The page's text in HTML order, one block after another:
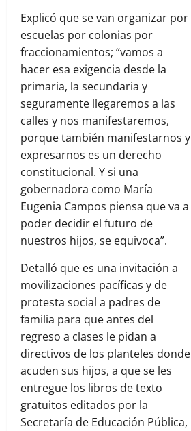
Explicó que se van organizar por
escuelas por colonias por
fraccionamientos; “vamos a
hacer esa exigencia desde la
primaria, la secundaria y
seguramente llegaremos a las
calles y nos manifestaremos,
porque también manifestarnos y
expresarnos es un derecho
constitucional. Y si una
gobernadora como María
Eugenia Campos piensa que va a
poder decidir el futuro de
nuestros hijos, se equivoca”.
Detalló que es una invitación a
movilizaciones pacíficas y de
protesta social a padres de
familia para que antes del
regreso a clases le pidan a
directivos de los planteles donde
acuden sus hijos, a que se les
entregue los libros de texto
gratuitos editados por la
Secretaría de Educación Pública,